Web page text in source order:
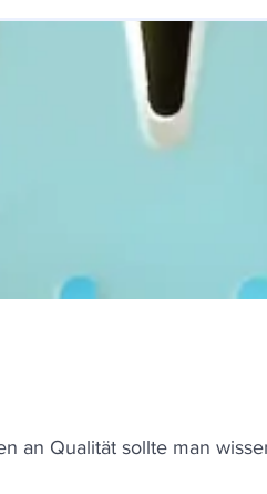
an Qualität sollte man